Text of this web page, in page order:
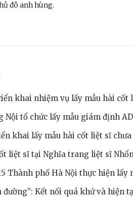
đô anh hùng.
khai nhiệm vụ lấy mẫu hài cốt
Nội tổ chức lấy mẫu giám định
khai lấy mẫu hài cốt liệt sĩ
liệt sĩ tại Nghĩa trang liệt sĩ
Thành phố Hà Nội thực hiện lấy
đường”: Kết nối quá khứ và hiện